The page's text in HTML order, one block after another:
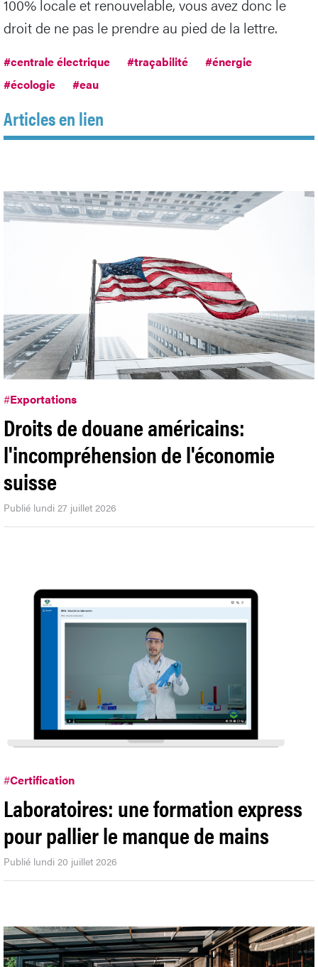
100% locale et renouvelable, vous avez donc le
droit de ne pas le prendre au pied de la lettre.
#centrale électrique #traçabilité
#énergie
#écologie
#eau
Articles en lien
#Exportations
Droits de douane américains:
l'incompréhension de l'économie
suisse
Publié lundi 27 juillet 2026
#Certification
Laboratoires: une formation express
pour pallier le manque de mains
Publié lundi 20 juillet 2026